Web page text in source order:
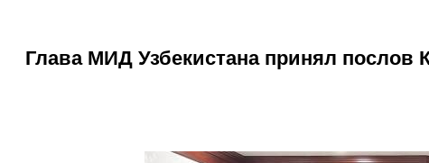
Глава МИД Узбекистана принял послов